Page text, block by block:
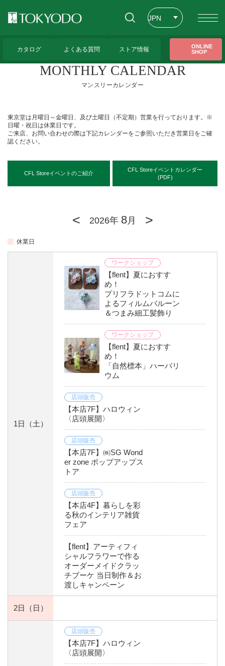
JPN
カタログ よくある質問 ストア情報
ONLINE
SHOP
MONTHLY CALENDAR（マンスリーカレンダー）
MONTHLY CALENDAR
マンスリーカレンダー
東京堂は月曜日～金曜日、及び土曜日（不定期）営業を行っております。※
日曜・祝日は休業日です。
ご来店、お問い合わせの際は下記カレンダーをご参照いただき営業日をご確
認ください。
CFL Storeイベントのご紹介
CFL Storeイベントカレンダー
(PDF)
< 2026年 8月 >
休業日
1日 （土）
ワークショップ
【flent】夏におすす
め！
プリフラドットコムに
よるフィルムバルーン
＆つまみ細工髪飾り
ワークショップ
【flent】夏におすす
め！
「自然標本」ハーバリ
ウム
店頭販売
【本店7F】ハロウィン
〈店頭展開〉
店頭販売
【本店7F】㈱SG Wond
er zone ポップアップス
トア
店頭販売
【本店4F】暮らしを彩
る秋のインテリア雑貨
フェア
【flent】アーティフィ
シャルフラワーで作る
オーダーメイドクラッ
チブーケ 当日制作＆お
渡しキャンペーン
2日 （日）
店頭販売
【本店7F】ハロウィン
〈店頭展開〉